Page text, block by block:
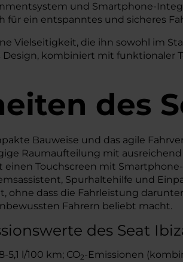
und Smartphone-
für ein entspanntes und sicheres
Vielseitigkeit, die ihn sowohl im
Design, kombiniert mit funktionaler
des
Bauweise und das agile
Raumaufteilung mit
Touchscreen mit
Spurhaltehilfe und
ohne dass die Fahrleistung
Fahrern beliebt macht.
des Seat
l/100 km; CO2-Emissionen